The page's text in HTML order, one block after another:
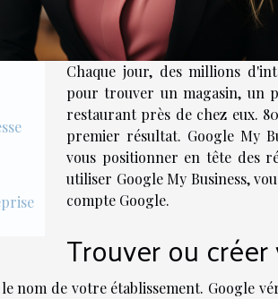
Chaque jour, des millions
pour trouver un magasin, un
restaurant près de chez eux.
premier résultat. Google My
vous positionner en tête des
utiliser Google My Business,
compte Google.
Trouver ou
nom de votre établissement. Google